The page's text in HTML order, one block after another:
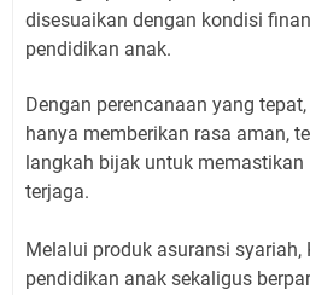
disesuaikan dengan kondisi
pendidikan anak.
Dengan perencanaan yang
hanya memberikan rasa aman,
langkah bijak untuk
terjaga.
Melalui produk asuransi
pendidikan anak sekaligus